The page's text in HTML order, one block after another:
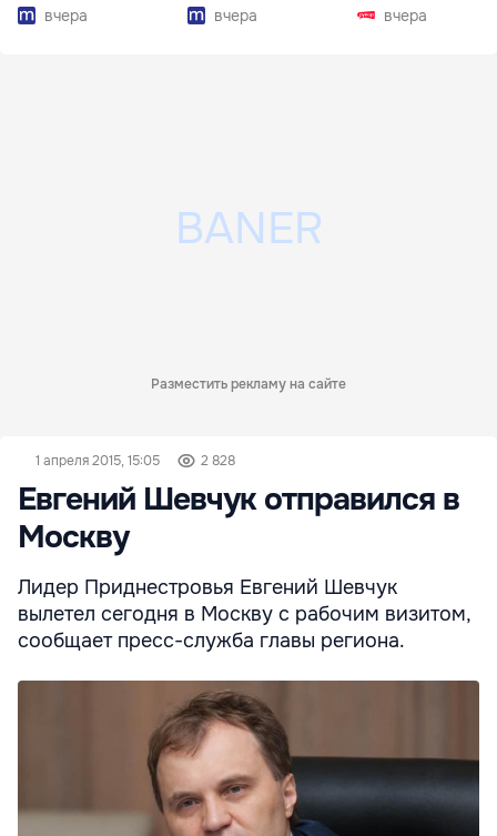
вчера
вчера
вчера
Разместить рекламу на сайте
1 апреля 2015, 15:05 2 828
Евгений Шевчук отправился в
Москву
Лидер Приднестровья Евгений Шевчук
вылетел сегодня в Москву с рабочим визитом,
сообщает пресс-служба главы региона.